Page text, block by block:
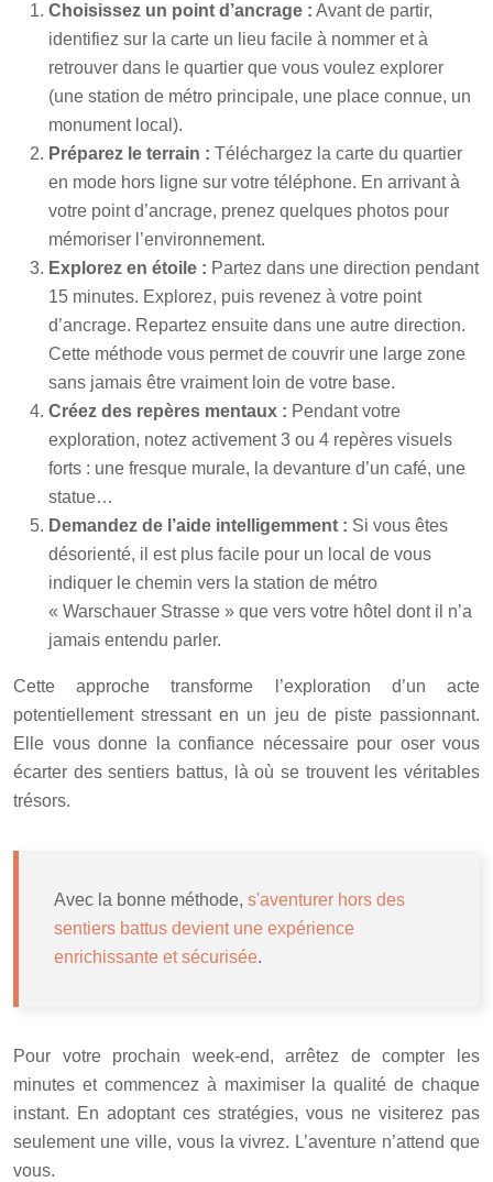
Choisissez un point d’ancrage : Avant de partir,
identifiez sur la carte un lieu facile à nommer et à
retrouver dans le quartier que vous voulez explorer
(une station de métro principale, une place connue, un
monument local).
Préparez le terrain : Téléchargez la carte du quartier
en mode hors ligne sur votre téléphone. En arrivant à
votre point d’ancrage, prenez quelques photos pour
mémoriser l’environnement.
Explorez en étoile : Partez dans une direction pendant
15 minutes. Explorez, puis revenez à votre point
d’ancrage. Repartez ensuite dans une autre direction.
Cette méthode vous permet de couvrir une large zone
sans jamais être vraiment loin de votre base.
Créez des repères mentaux : Pendant votre
exploration, notez activement 3 ou 4 repères visuels
forts : une fresque murale, la devanture d’un café, une
statue…
Demandez de l’aide intelligemment : Si vous êtes
désorienté, il est plus facile pour un local de vous
indiquer le chemin vers la station de métro
« Warschauer Strasse » que vers votre hôtel dont il n’a
jamais entendu parler.
Cette approche transforme l’exploration d’un acte
potentiellement stressant en un jeu de piste passionnant.
Elle vous donne la confiance nécessaire pour oser vous
écarter des sentiers battus, là où se trouvent les véritables
trésors.
Avec la bonne méthode, s'aventurer hors des
sentiers battus devient une expérience
enrichissante et sécurisée.
Pour votre prochain week-end, arrêtez de compter les
minutes et commencez à maximiser la qualité de chaque
instant. En adoptant ces stratégies, vous ne visiterez pas
seulement une ville, vous la vivrez. L’aventure n’attend que
vous.